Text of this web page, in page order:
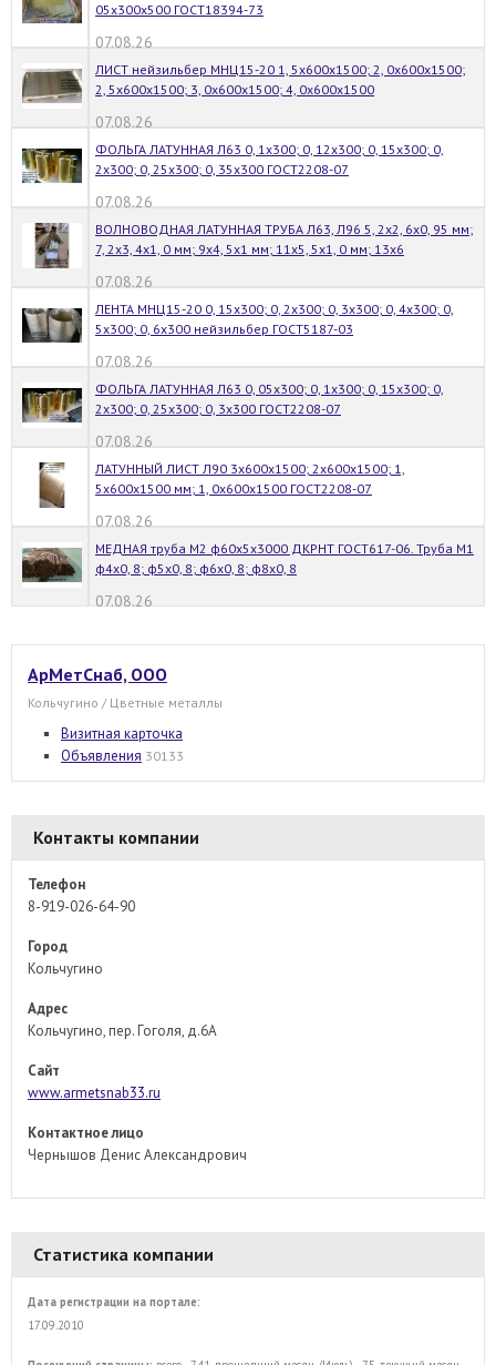
05х300х500 ГОСТ18394-73
07.08.26
ЛИСТ нейзильбер МНЦ15-20 1, 5х600х1500; 2, 0х600х1500;
2, 5х600х1500; 3, 0х600х1500; 4, 0х600х1500
07.08.26
ФОЛЬГА ЛАТУННАЯ Л63 0, 1х300; 0, 12х300; 0, 15х300; 0,
2х300; 0, 25х300; 0, 35х300 ГОСТ2208-07
07.08.26
ВОЛНОВОДНАЯ ЛАТУННАЯ ТРУБА Л63, Л96 5, 2х2, 6х0, 95 мм;
7, 2х3, 4х1, 0 мм; 9х4, 5х1 мм; 11х5, 5х1, 0 мм; 13х6
07.08.26
ЛЕНТА МНЦ15-20 0, 15х300; 0, 2х300; 0, 3х300; 0, 4х300; 0,
5х300; 0, 6х300 нейзильбер ГОСТ5187-03
07.08.26
ФОЛЬГА ЛАТУННАЯ Л63 0, 05х300; 0, 1х300; 0, 15х300; 0,
2х300; 0, 25х300; 0, 3х300 ГОСТ2208-07
07.08.26
ЛАТУННЫЙ ЛИСТ Л90 3х600х1500; 2х600х1500; 1,
5х600х1500 мм; 1, 0х600х1500 ГОСТ2208-07
07.08.26
МЕДНАЯ труба М2 ф60х5х3000 ДКРНТ ГОСТ617-06. Труба М1
ф4х0, 8; ф5х0, 8; ф6х0, 8; ф8х0, 8
07.08.26
АрМетСнаб, ООО
Кольчугино / Цветные металлы
Визитная карточка
Объявления 30133
Контакты компании
Телефон
8-919-026-64-90
Город
Кольчугино
Адрес
Кольчугино, пер. Гоголя, д.6А
Сайт
www.armetsnab33.ru
Контактное лицо
Чернышов Денис Александрович
Статистика компании
Дата регистрации на портале:
17.09.2010